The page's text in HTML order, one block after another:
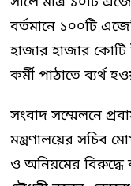
বর্তমানে ১০০টি
হাজার হাজার কোটি
কর্মী পাঠাতে ব্যর্থ
সংবাদ সম্মেলনে
মন্ত্রণালয়ের সচিব
ও অনিয়মের বিরুদ্ধে